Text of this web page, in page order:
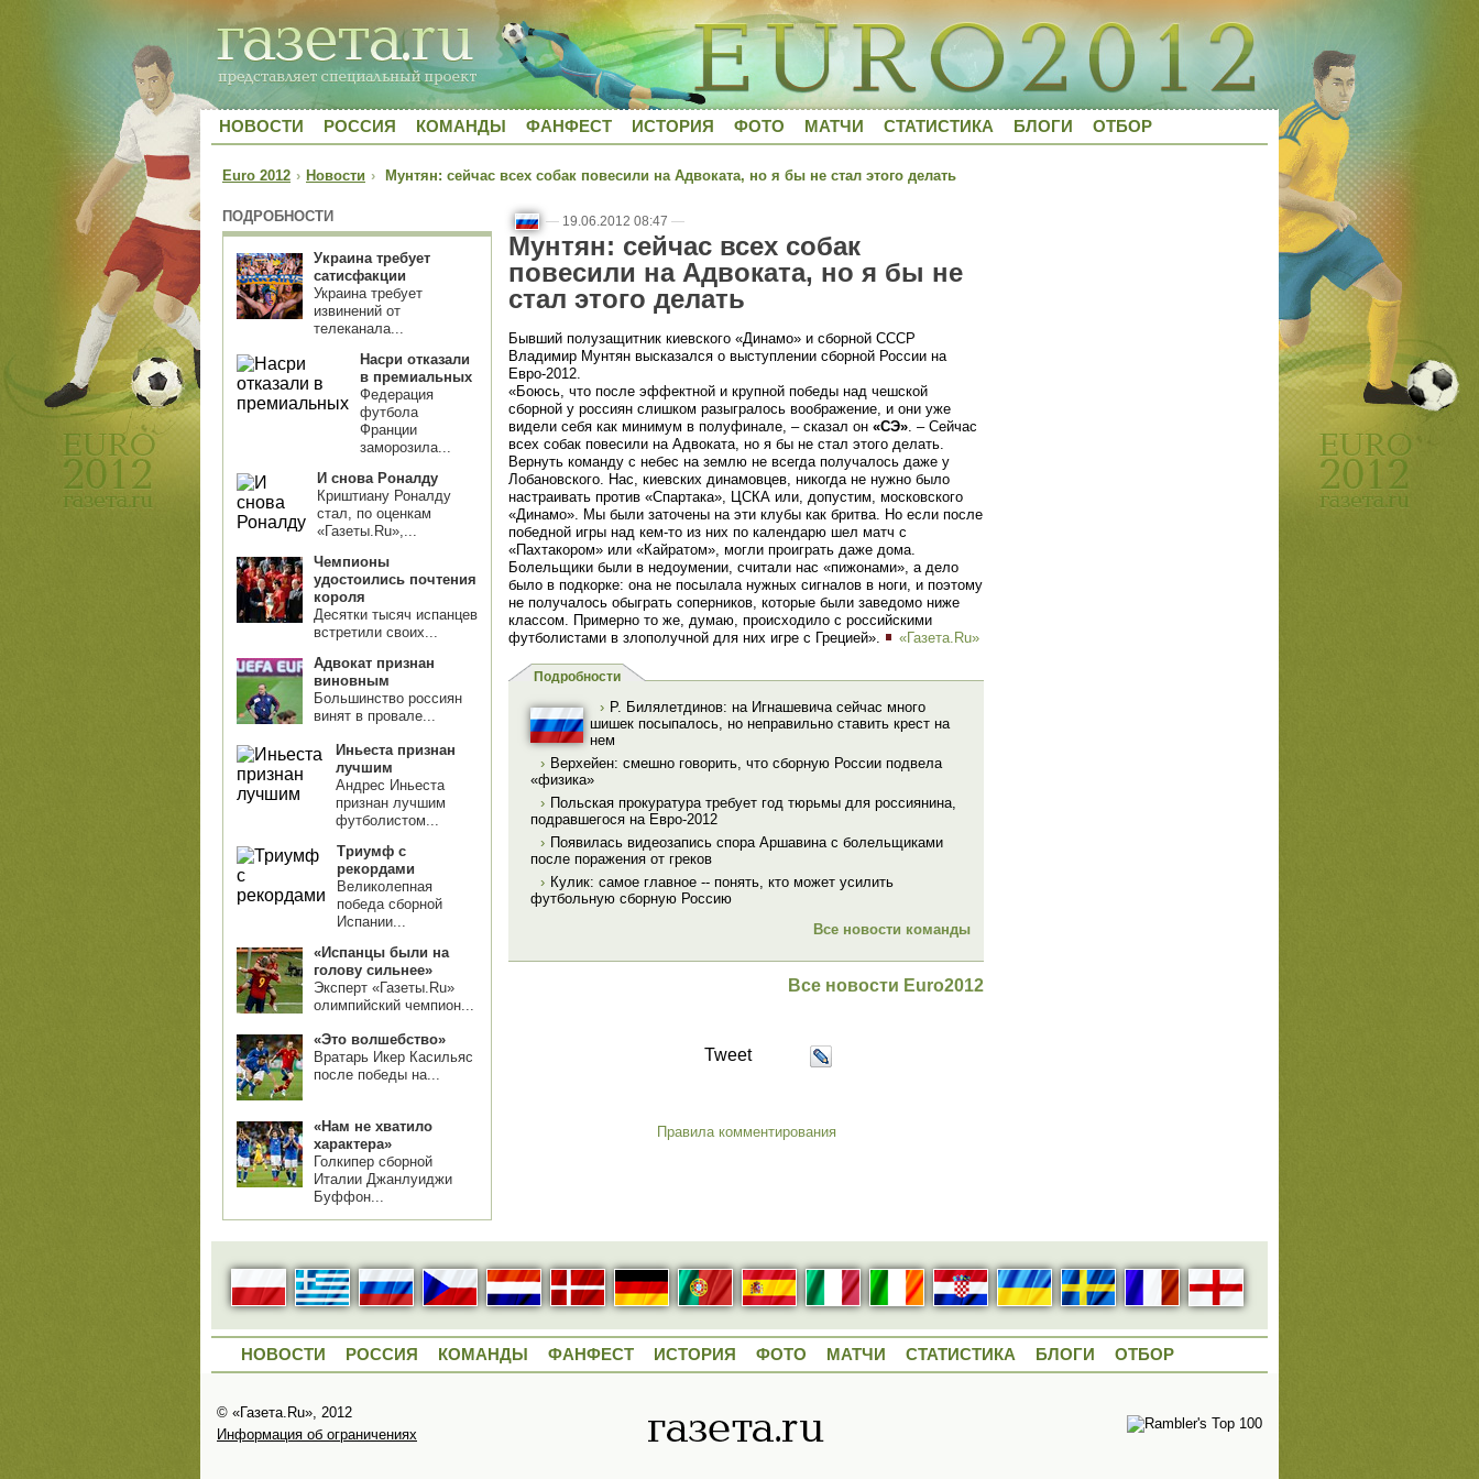
НОВОСТИ РОССИЯ КОМАНДЫ ФАНФЕСТ ИСТОРИЯ ФОТО МАТЧИ СТАТИСТИКА БЛОГИ ОТБОР
Euro 2012 › Новости › Мунтян: сейчас всех собак повесили на Адвоката, но я бы не стал этого делать
ПОДРОБНОСТИ
Украина требует
сатисфакции
Украина требует
извинений от
телеканала...
Насри отказали
в премиальных
Федерация
футбола
Франции
заморозила...
И снова Роналду
Криштиану Роналду
стал, по оценкам
«Газеты.Ru»,...
Чемпионы
удостоились почтения
короля
Десятки тысяч испанцев
встретили своих...
Адвокат признан
виновным
Большинство россиян
винят в провале...
Иньеста признан
лучшим
Андрес Иньеста
признан лучшим
футболистом...
Триумф с
рекордами
Великолепная
победа сборной
Испании...
«Испанцы были на
голову сильнее»
Эксперт «Газеты.Ru»
олимпийский чемпион...
«Это волшебство»
Вратарь Икер Касильяс
после победы на...
«Нам не хватило
характера»
Голкипер сборной
Италии Джанлуиджи
Буффон...
— 19.06.2012 08:47 —
Мунтян: сейчас всех собак
повесили на Адвоката, но я бы не
стал этого делать
Бывший полузащитник киевского «Динамо» и сборной СССР
Владимир Мунтян высказался о выступлении сборной России на
Евро-2012.
«Боюсь, что после эффектной и крупной победы над чешской
сборной у россиян слишком разыгралось воображение, и они уже
видели себя как минимум в полуфинале, – сказал он «СЭ» . – Сейчас
всех собак повесили на Адвоката, но я бы не стал этого делать.
Вернуть команду с небес на землю не всегда получалось даже у
Лобановского. Нас, киевских динамовцев, никогда не нужно было
настраивать против «Спартака», ЦСКА или, допустим, московского
«Динамо». Мы были заточены на эти клубы как бритва. Но если после
победной игры над кем-то из них по календарю шел матч с
«Пахтакором» или «Кайратом», могли проиграть даже дома.
Болельщики были в недоумении, считали нас «пижонами», а дело
было в подкорке: она не посылала нужных сигналов в ноги, и поэтому
не получалось обыграть соперников, которые были заведомо ниже
классом. Примерно то же, думаю, происходило с российскими
футболистами в злополучной для них игре с Грецией».
«Газета.Ru»
Подробности
› Р. Билялетдинов: на Игнашевича сейчас много
шишек посыпалось, но неправильно ставить крест на
нем
› Верхейен: смешно говорить, что сборную России подвела
«физика»
› Польская прокуратура требует год тюрьмы для россиянина,
подравшегося на Евро-2012
› Появилась видеозапись спора Аршавина с болельщиками
после поражения от греков
› Кулик: самое главное -- понять, кто может усилить
футбольную сборную Россию
Все новости команды
Все новости Euro2012
Tweet
Правила комментирования
НОВОСТИ РОССИЯ КОМАНДЫ ФАНФЕСТ ИСТОРИЯ ФОТО МАТЧИ СТАТИСТИКА БЛОГИ ОТБОР
© «Газета.Ru», 2012
Информация об ограничениях